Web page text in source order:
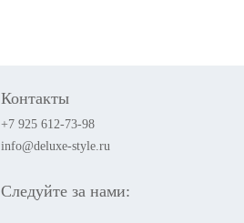
Контакты
+7 925 612-73-98
info@deluxe-style.ru
Следуйте за нами: